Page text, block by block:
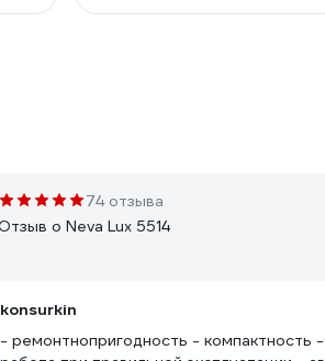
74 отзыва
о Neva Lux 5514
konsurkin
- ремонтнопригодность - компактность